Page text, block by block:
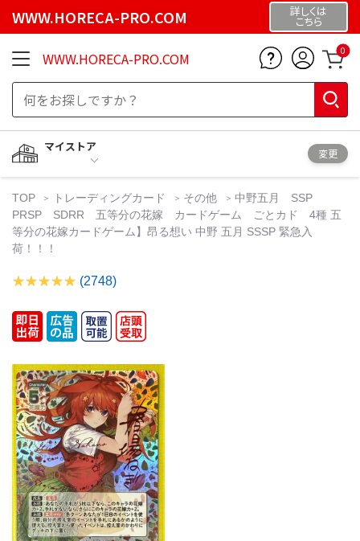
WWW.HORECA-PRO.COM 詳しくは
こちら
WWW.HORECA-PRO.COM 0
マイストア
変更
TOP トレーディングカード その他
中野五月 SSP
PRSP SDRR 五等分の花嫁 カードゲーム ごとカド 4種 五
等分の花嫁カードゲーム】昂る想い 中野 五月 SSSP 緊急入
荷！！！
(2748)